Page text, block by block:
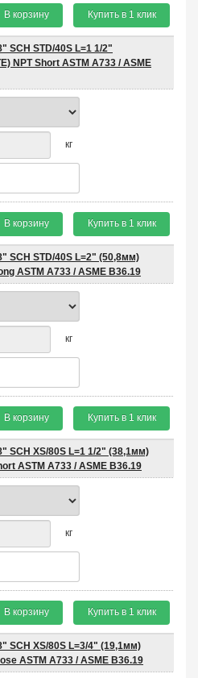
В корзину Купить в 1 клик
SCH STD/40S L=1 1/2"
NPT Short ASTM A733 / ASME
кг
В корзину Купить в 1 клик
SCH STD/40S L=2" (50,8мм)
ASTM A733 / ASME B36.19
кг
В корзину Купить в 1 клик
SCH XS/80S L=1 1/2" (38,1мм)
ASTM A733 / ASME B36.19
кг
В корзину Купить в 1 клик
SCH XS/80S L=3/4" (19,1мм)
ASTM A733 / ASME B36.19